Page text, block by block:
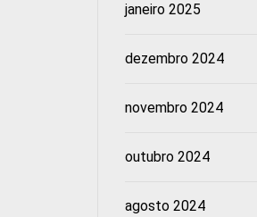
janeiro 2025
dezembro 2024
novembro 2024
outubro 2024
agosto 2024